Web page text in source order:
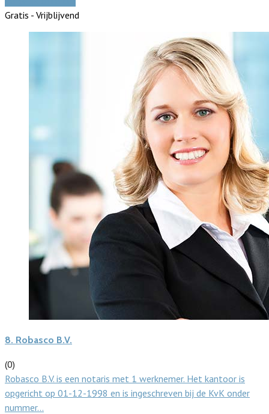
Gratis - Vrijblijvend
8. Robasco B.V.
(0)
Robasco B.V. is een notaris met 1 werknemer. Het kantoor is
opgericht op 01-12-1998 en is ingeschreven bij de KvK onder
nummer…